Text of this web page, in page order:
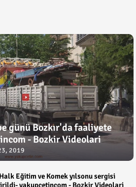
günü Bozkır'da faaliyete
- Bozkir Videolari
2019
Eğitim ve Komek yılsonu sergisi
yakupcetincom - Bozkir Videolari